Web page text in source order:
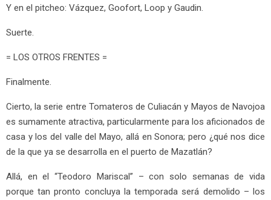
Y en el pitcheo: Vázquez, Goofort, Loop y Gaudin.
Suerte.
= LOS OTROS FRENTES =
Finalmente.
Cierto, la serie entre Tomateros de Culiacán y Mayos de Navojoa
es sumamente atractiva, particularmente para los aficionados de
casa y los del valle del Mayo, allá en Sonora; pero ¿qué nos dice
de la que ya se desarrolla en el puerto de Mazatlán?
Allá, en el “Teodoro Mariscal” – con solo semanas de vida
porque tan pronto concluya la temporada será demolido – los